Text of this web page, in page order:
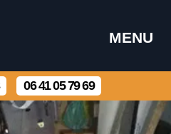
MENU
06 41 05 79 69